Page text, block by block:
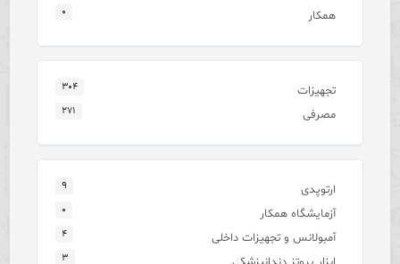
همکار ۰
تجهیزات ۳۰۴
مصرفی ۲۷۱
ارتوپدی ۹
آزمایشگاه همکار ۰
آمبولانس و تجهیزات داخلی ۴
۳